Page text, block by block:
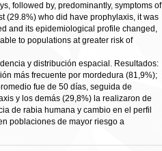
followed by, predominantly, symptoms of
(29.8%) who did have prophylaxis, it was
and its epidemiological profile changed,
to populations at greater risk of
y distribución espacial. Resultados:
más frecuente por mordedura (81,9%);
fue de 50 días, seguida de
y los demás (29,8%) la realizaron de
de rabia humana y cambio en el perfil
poblaciones de mayor riesgo a